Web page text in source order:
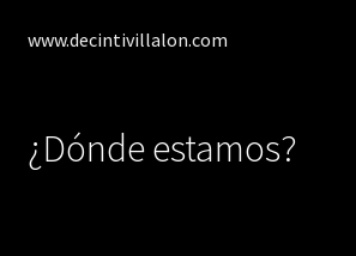
www.decintivillalon.com
¿Dónde estamos?